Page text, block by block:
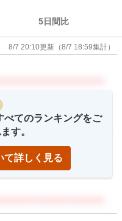
5日間比
8/7 20:10更新 （8/7 18:59集計）
べてのランキングをご
す。
て詳しく見る